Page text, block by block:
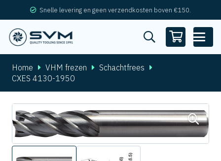
Snelle levering en geen verzendkosten boven €150.
Home VHM frezen
Schachtfrees
CXES 4130-1950